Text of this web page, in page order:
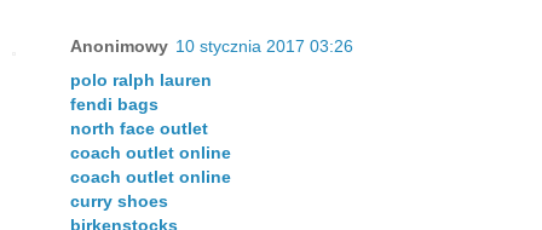
Anonimowy 10 stycznia 2017 03:26
polo ralph lauren
fendi bags
north face outlet
coach outlet online
coach outlet online
curry shoes
birkenstocks